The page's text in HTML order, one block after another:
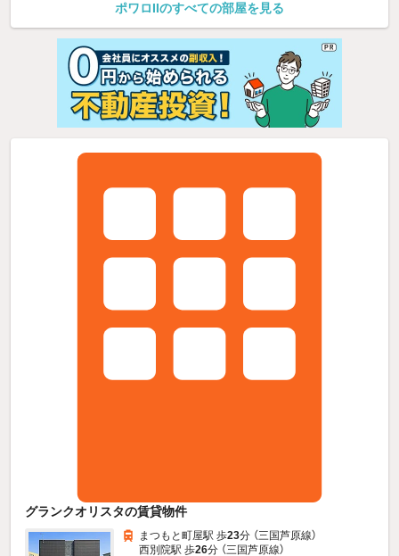
ポワロIIのすべての部屋を見る
グランクオリスタの賃貸物件
まつもと町屋駅 歩23分 （三国芦原線）
西別院駅 歩26分 （三国芦原線）